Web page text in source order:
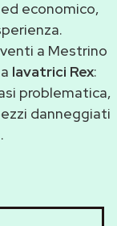
economico,
a Mestrino
lavatrici Rex:
problematica,
danneggiati